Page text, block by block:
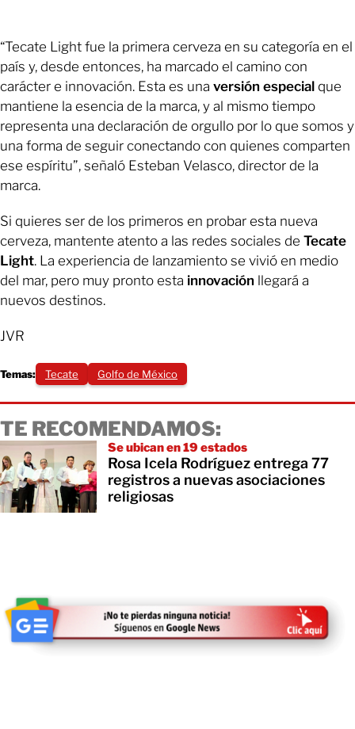
“Tecate Light fue la primera cerveza en su categoría en el
país y, desde entonces, ha marcado el camino con
carácter e innovación. Esta es una versión especial que
mantiene la esencia de la marca, y al mismo tiempo
representa una declaración de orgullo por lo que somos y
una forma de seguir conectando con quienes comparten
ese espíritu”, señaló Esteban Velasco, director de la
marca.
Si quieres ser de los primeros en probar esta nueva
cerveza, mantente atento a las redes sociales de Tecate
Light. La experiencia de lanzamiento se vivió en medio
del mar, pero muy pronto esta innovación llegará a
nuevos destinos.
JVR
Temas: Tecate Golfo de México
TE RECOMENDAMOS:
Se ubican en 19 estados
Rosa Icela Rodríguez entrega 77
registros a nuevas asociaciones
religiosas